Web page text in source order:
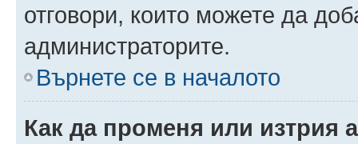
отговори, които можете да
администраторите.
Върнете се в началото
Как да променя или изтрия